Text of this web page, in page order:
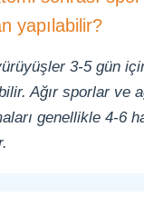
yapılabilir?
3-5 gün
Ağır sporlar ve
genellikle 4-6